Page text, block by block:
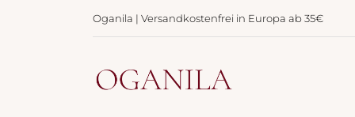
Oganila | Versandkostenfrei in Europa ab 35€